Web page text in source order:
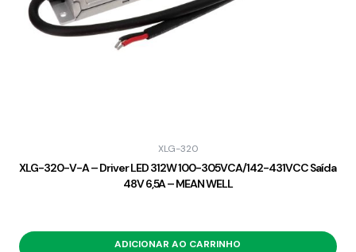
XLG-320
XLG-320-V-A – Driver LED 312W 100-305VCA/142-431VCC Saída
48V 6,5A – MEAN WELL
ADICIONAR AO CARRINHO